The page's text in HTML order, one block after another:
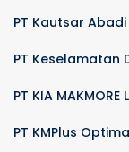
PT Kautsar
PT Keselamatan
PT KIA MAKMORE
PT KMPlus